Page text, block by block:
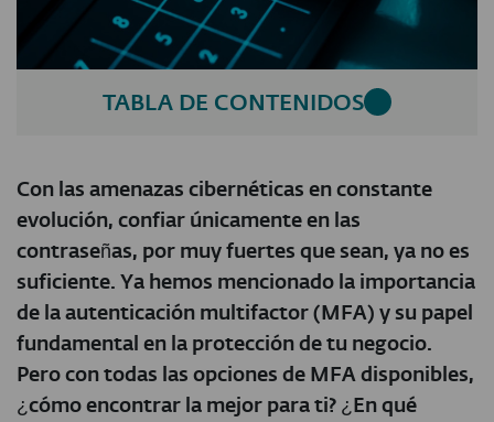
TABLA DE CONTENIDOS
Con las amenazas cibernéticas en constante
evolución, confiar únicamente en las
contraseñas, por muy fuertes que sean, ya no es
suficiente. Ya hemos mencionado la importancia
de la autenticación multifactor (MFA) y su papel
fundamental en la protección de tu negocio.
Pero con todas las opciones de MFA disponibles,
¿cómo encontrar la mejor para ti? ¿En qué